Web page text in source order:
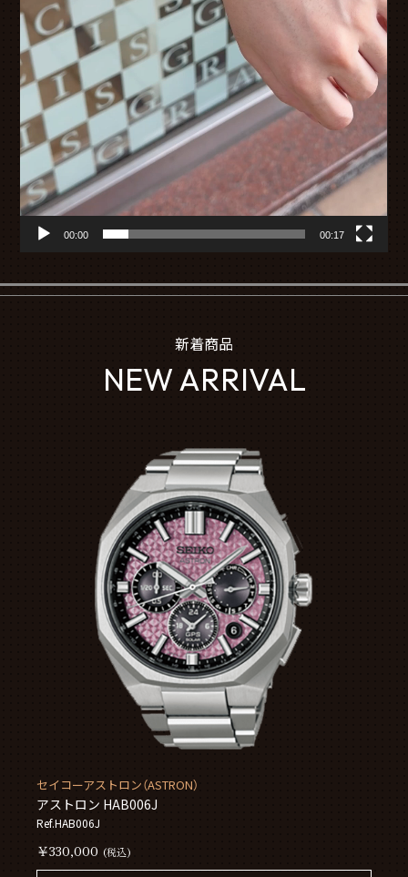
00:00 00:17
新着商品
NEW ARRIVAL
セイコーアストロン（ASTRON）
アストロン HAB006J
Ref.HAB006J
￥330,000 (税込)